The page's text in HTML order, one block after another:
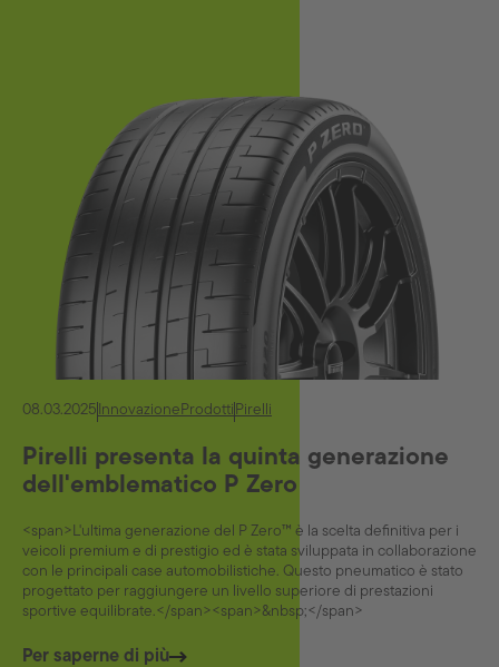
08.03.2025 Innovazione Prodotti Pirelli
Pirelli presenta la quinta generazione
dell'emblematico P Zero
<span>L'ultima generazione del P Zero™ è la scelta definitiva per i
veicoli premium e di prestigio ed è stata sviluppata in collaborazione
con le principali case automobilistiche. Questo pneumatico è stato
progettato per raggiungere un livello superiore di prestazioni
sportive equilibrate.</span><span>&nbsp;</span>
Per saperne di più